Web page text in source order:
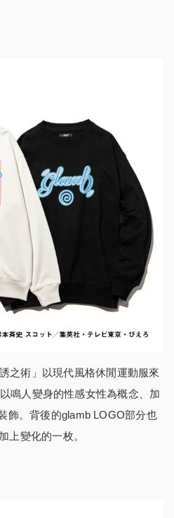
之術」以現代風格休閒運動服來
鳴人變身的性感女性為概念、加
飾。背後的glamb LOGO部分也
上變化的一枚。